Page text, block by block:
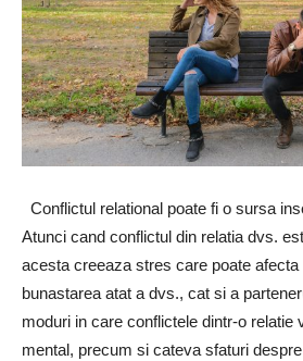
Conflictul relational poate fi o sursa
Atunci cand conflictul din relatia dvs.
acesta creeaza stres care poate
bunastarea atat a dvs., cat si a
moduri in care conflictele dintr-o relatie
mental, precum si cateva sfaturi